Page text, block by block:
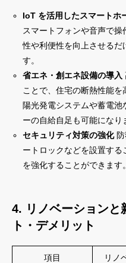
IoT を活用したスマートホ
スマートフォンや音声で
性や利便性を向上させるだ
す。
省エネ・創エネ設備の導入
ことで、住宅の断熱性能
陽光発電システムや蓄電
ーの自給自足も可能になり
セキュリティ対策の強化防
ートロックなどを設置す
を強化することができます。
4. リノベーションと
ト・デメリット
項目 リノ